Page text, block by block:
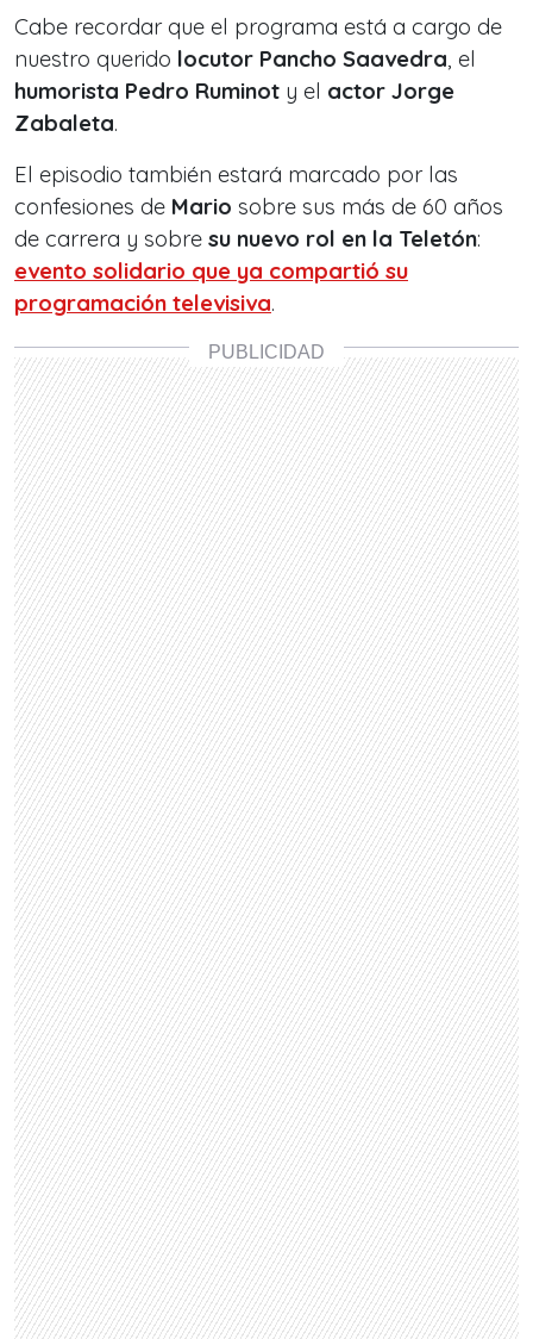
Cabe recordar que el programa está a cargo de
nuestro querido locutor Pancho Saavedra, el
humorista Pedro Ruminot y el actor Jorge
Zabaleta.
El episodio también estará marcado por las
confesiones de Mario sobre sus más de 60 años
de carrera y sobre su nuevo rol en la Teletón:
evento solidario que ya compartió su
programación televisiva.